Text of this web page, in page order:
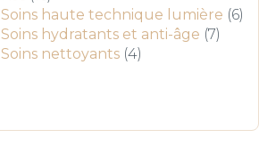
produits
Soins haute technique lumière 66
Soins hydratants et anti-âge 77
Soins nettoyants 44